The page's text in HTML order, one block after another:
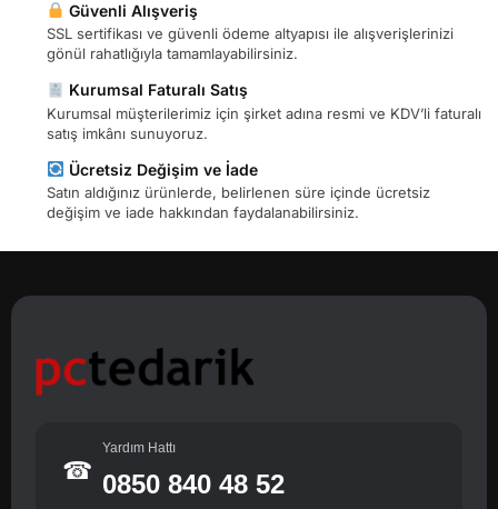
Güvenli Alışveriş
SSL sertifikası ve güvenli ödeme altyapısı ile alışverişlerinizi
gönül rahatlığıyla tamamlayabilirsiniz.
Kurumsal Faturalı Satış
Kurumsal müşterilerimiz için şirket adına resmi ve KDV’li faturalı
satış imkânı sunuyoruz.
Ücretsiz Değişim ve İade
Satın aldığınız ürünlerde, belirlenen süre içinde ücretsiz
değişim ve iade hakkından faydalanabilirsiniz.
☎
Yardım Hattı
0850 840 48 52